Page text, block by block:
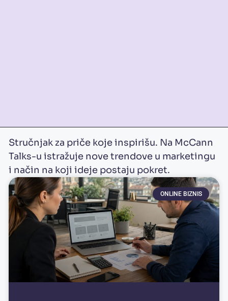
Stručnjak za priče koje inspirišu. Na McCann
Talks-u istražuje nove trendove u marketingu
i način na koji ideje postaju pokret.
ONLINE BIZNIS